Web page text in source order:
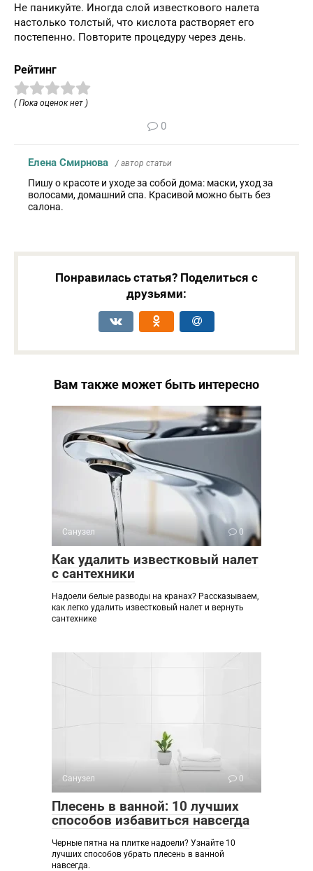
Не паникуйте. Иногда слой известкового налета
настолько толстый, что кислота растворяет его
постепенно. Повторите процедуру через день.
Рейтинг
( Пока оценок нет )
0
Елена Смирнова / автор статьи
Пишу о красоте и уходе за собой дома: маски, уход за
волосами, домашний спа. Красивой можно быть без
салона.
Понравилась статья? Поделиться с
друзьями:
Вам также может быть интересно
Санузел 0
Как удалить известковый налет
с сантехники
Надоели белые разводы на кранах? Рассказываем,
как легко удалить известковый налет и вернуть
сантехнике
Санузел 0
Плесень в ванной: 10 лучших
способов избавиться навсегда
Черные пятна на плитке надоели? Узнайте 10
лучших способов убрать плесень в ванной
навсегда.